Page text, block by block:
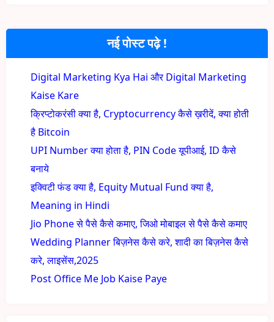
नई पोस्ट पढ़े !
Digital Marketing Kya Hai और Digital Marketing
Kaise Kare
क्रिप्टोकरंसी क्या है, Cryptocurrency कैसे ख़रीदें, क्या होती
है Bitcoin
UPI Number क्या होता है, PIN Code यूपीआई, ID कैसे
बनाये
इक्विटी फंड क्या है, Equity Mutual Fund क्या है,
Meaning in Hindi
Jio Phone से पैसे कैसे कमाए, जिओ मोबाइल से पैसे कैसे कमाए
Wedding Planner बिज़नेस कैसे करे, शादी का बिज़नेस कैसे
करे, लाइसेंस,2025
Post Office Me Job Kaise Paye